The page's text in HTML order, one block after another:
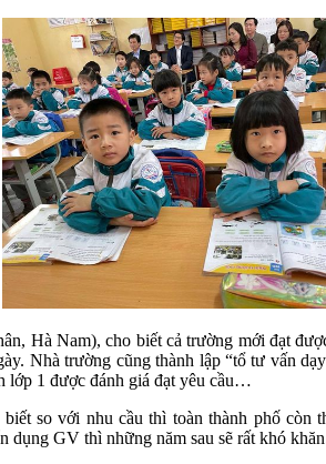
Hà Nam), cho biết cả trường mới đạt
Nhà trường cũng thành lập “tổ tư vấn
lớp 1 được đánh giá đạt yêu cầu…
so với nhu cầu thì toàn thành phố còn
dụng GV thì những năm sau sẽ rất khó